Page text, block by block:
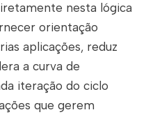
nesta lógica
orientação
aplicações, reduz
a curva de
iteração do ciclo
que gerem